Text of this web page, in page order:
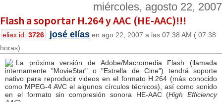
miércoles, agosto 22, 2007
Flash a soportar H.264 y AAC (HE-AAC)!!!
eliax id: 3726 josé elías en ago 22, 2007 a las 07:38 AM ( 07:38
horas)
La próxima versión de Adobe/Macromedia Flash (llamada
internamente "MovieStar" o "Estrella de Cine") tendrá soporte
nativo para reproducir videos en el formato H.264 (más conocido
como MPEG-4 AVC el algunos círculos técnicos), así como sonido
en el formato sin compresión sonora HE-AAC (High Efficiency